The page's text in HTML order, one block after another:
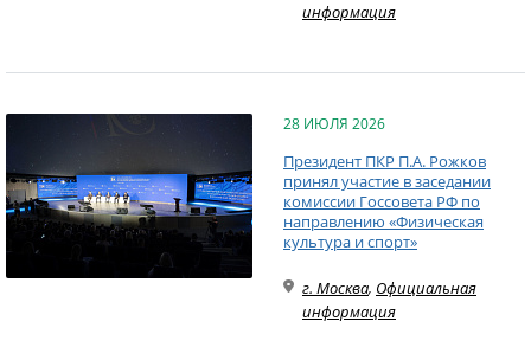
информация
28 ИЮЛЯ 2026
Президент ПКР П.А. Рожков
принял участие в заседании
комиссии Госсовета РФ по
направлению «Физическая
культура и спорт»
г. Москва, Официальная
информация